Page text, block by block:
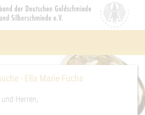
- Ella Marie Fuchs
Herren,
wird die Berechtigung für
in den Cookie-Einstellungen
benötigt.